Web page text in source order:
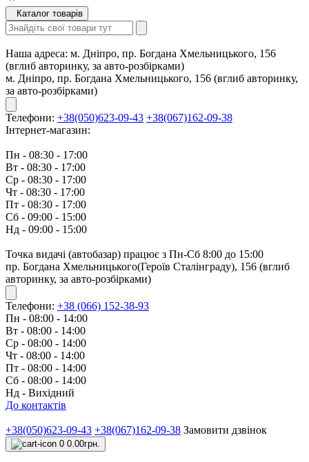
Каталог товарів
Наша адреса: м. Дніпро, пр. Богдана Хмельницького, 156
(вглиб авторинку, за авто-розбірками)
м. Дніпро, пр. Богдана Хмельницького, 156 (вглиб авторинку,
за авто-розбірками)
Телефони: +38(050)623-09-43 +38(067)162-09-38
Інтернет-магазин:
Пн - 08:30 - 17:00
Вт - 08:30 - 17:00
Ср - 08:30 - 17:00
Чт - 08:30 - 17:00
Пт - 08:30 - 17:00
Сб - 09:00 - 15:00
Нд - 09:00 - 15:00
Точка видачі (автобазар) працює з Пн-Сб 8:00 до 15:00
пр. Богдана Хмельницького(Героїв Сталінграду), 156 (вглиб
авторинку, за авто-розбірками)
Телефони: +38 (066) 152-38-93
Пн - 08:00 - 14:00
Вт - 08:00 - 14:00
Ср - 08:00 - 14:00
Чт - 08:00 - 14:00
Пт - 08:00 - 14:00
Сб - 08:00 - 14:00
Нд - Вихідний
До контактів
+38(050)623-09-43 +38(067)162-09-38 Замовити дзвінок
0 0.00грн.